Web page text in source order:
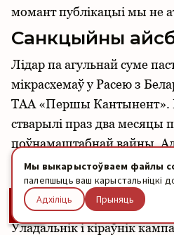
момант публікацыі мы не
Санкцыйны
Лідар па агульнай суме
мікрасхемаў у Расею з
ТАА «Першы Кантынент».
стварылі праз два месяцы
поўнамаштабнай вайны.
2024 года яна прадала
прадпрыемствам 1665
$155 тысячаў.
Уладальнік і кіраўнік
Мы выкарыстоўваем файлы
палепшыць ваш карыстальніцкі
Адхіліць
Прыняць